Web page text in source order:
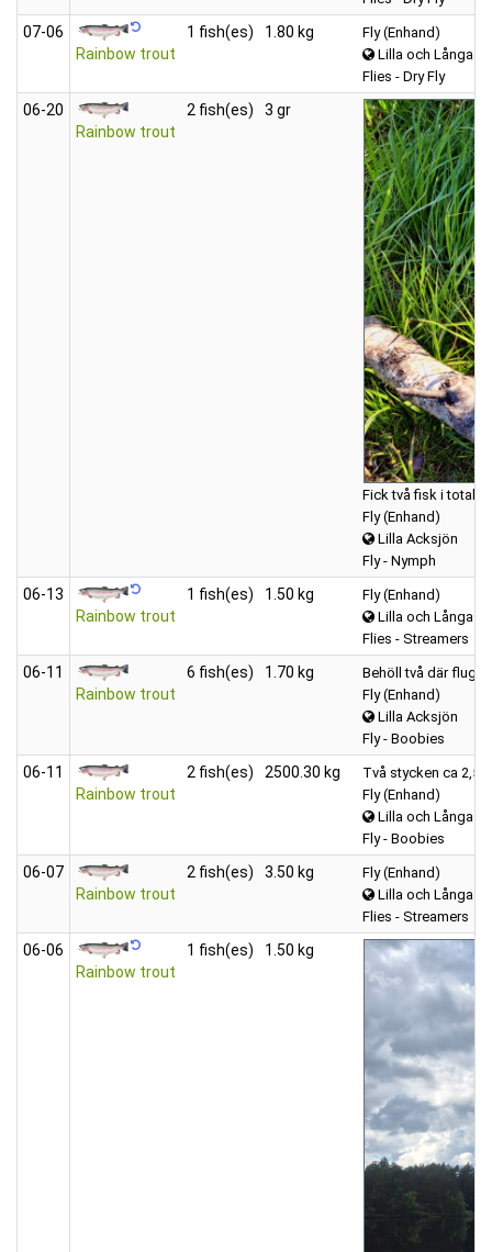
07‑06
Rainbow trout
1 fish(es) 1.80 kg
Fly (Enhand)
Lilla och Långa
Flies - Dry Fly
06‑20
Rainbow trout
2 fish(es) 3 gr
Fick två fisk i totalt
Fly (Enhand)
Lilla Acksjön
Fly - Nymph
06‑13
Rainbow trout
1 fish(es) 1.50 kg
Fly (Enhand)
Lilla och Långa
Flies - Streamers
06‑11
Rainbow trout
6 fish(es) 1.70 kg
Behöll två där
Fly (Enhand)
Lilla Acksjön
Fly - Boobies
06‑11
Rainbow trout
2 fish(es) 2500.30 kg
Två stycken ca 2,5
Fly (Enhand)
Lilla och Långa
Fly - Boobies
06‑07
Rainbow trout
2 fish(es) 3.50 kg
Fly (Enhand)
Lilla och Långa
Flies - Streamers
06‑06
Rainbow trout
1 fish(es) 1.50 kg